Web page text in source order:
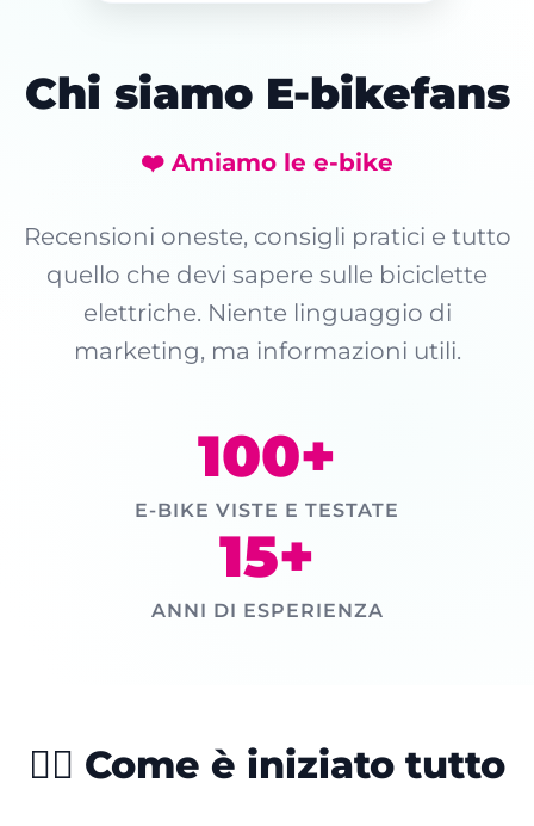
Chi siamo E-bikefans
❤️ Amiamo le e-bike
Recensioni oneste, consigli pratici e tutto
quello che devi sapere sulle biciclette
elettriche. Niente linguaggio di
marketing, ma informazioni utili.
100+
E-BIKE VISTE E TESTATE
15+
ANNI DI ESPERIENZA
🚴‍♂️ Come è iniziato tutto